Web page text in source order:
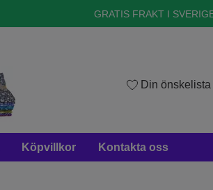
GRATIS FRAKT I
Din önskelista
Köpvillkor Kontakta oss